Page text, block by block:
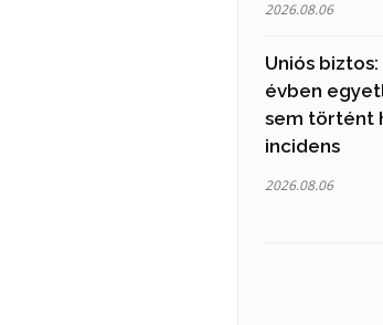
2026.08.06
Uniós
évben
sem történt
incidens
2026.08.06